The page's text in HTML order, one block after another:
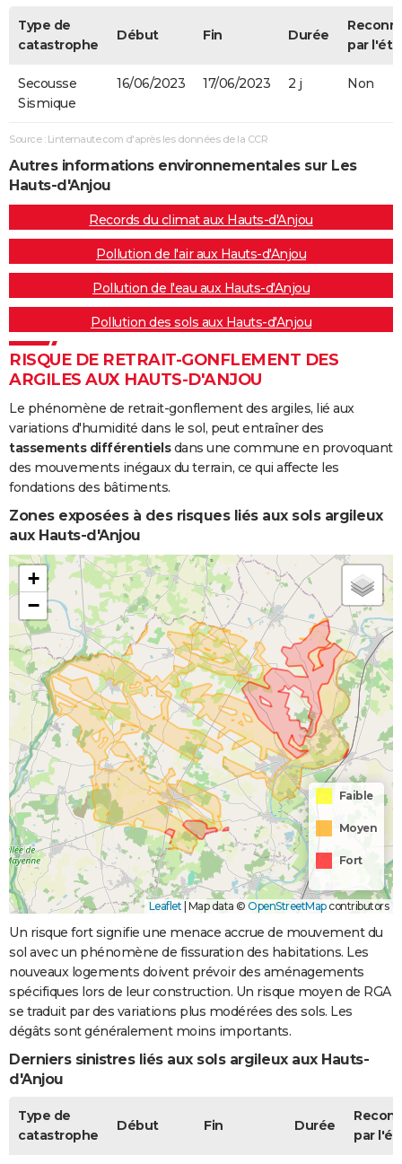
Type de
catastrophe
Début Fin Durée
par
Secousse
Sismique
16/06/2023 17/06/2023 2 j Non
Source : Linternaute.com d'après les données de la CCR
Autres informations environnementales sur Les
Hauts-d'Anjou
Records du climat aux Hauts-d'Anjou
Pollution de l'air aux Hauts-d'Anjou
Pollution de l'eau aux Hauts-d'Anjou
Pollution des sols aux Hauts-d'Anjou
RISQUE DE RETRAIT-GONFLEMENT DES
ARGILES AUX HAUTS-D'ANJOU
Le phénomène de retrait-gonflement des argiles, lié aux
variations d'humidité dans le sol, peut entraîner des
tassements différentielsdans une commune en provoquant
des mouvements inégaux du terrain, ce qui affecte les
fondations des bâtiments.
Zones exposées à des risques liés aux sols argileux
aux Hauts-d'Anjou
+
−
Faible
Moyen
Fort
Leaflet Map data © OpenStreetMapcontributors
Un risque fort signifie une menace accrue de mouvement du
sol avec un phénomène de fissuration des habitations. Les
nouveaux logements doivent prévoir des aménagements
spécifiques lors de leur construction. Un risque moyen de RGA
se traduit par des variations plus modérées des sols. Les
dégâts sont généralement moins importants.
Derniers sinistres liés aux sols argileux aux Hauts-
d'Anjou
Type de
catastrophe
Début Fin Durée
par